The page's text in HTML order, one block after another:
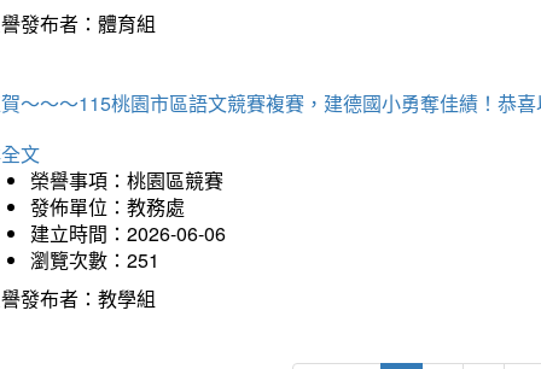
發布者：體育組
～～～115桃園市區語文競賽複賽，建德國小勇奪佳績！恭
文
榮譽事項：桃園區競賽
發佈單位：教務處
建立時間：2026-06-06
瀏覽次數：251
發布者：教學組